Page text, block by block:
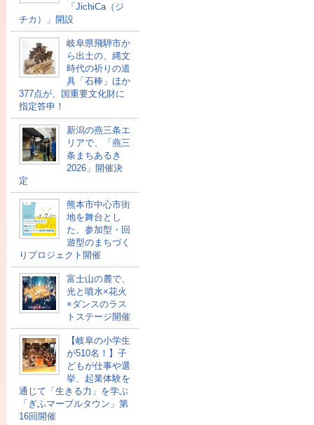
「JichiCa（ジ
チカ）」開設
岐阜県飛騨市か
ら出土の、縄文
時代の祈りの道
具「石棒」ほか
377点が、国重要文化財に
指定答申！
新潟の燕三条エ
リアで、「燕三
条まちあるき
2026」開催決
定
熊本市中心市街
地を舞台とし
た、参加型・回
遊型のまちづく
りプロジェクト開催
富士山の麓で、
光と噴水×花火
×ダンスのラス
トステージ開催
【岐阜の小学生
が510名！】子
どもが仕事や選
挙、起業体験を
通じて「生きる力」を学ぶ
「ぎふマーブルタウン」第
16回開催